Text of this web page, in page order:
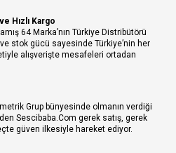
Hızlı Kargo
64 Marka’nın Türkiye Distribütörü
stok gücü sayesinde Türkiye’nin her
alışverişte mesafeleri ortadan
Grup bünyesinde olmanın verdiği
Sescibaba.Com gerek satış, gerek
güven ilkesiyle hareket ediyor.